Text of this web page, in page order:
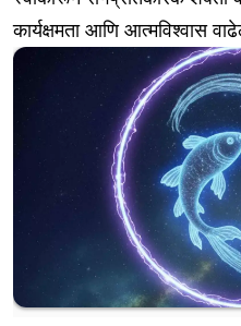
कार्यक्षमता आणि आत्मविश्वास